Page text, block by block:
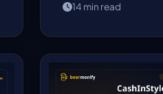
14 min read